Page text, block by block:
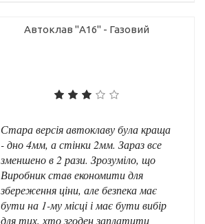
Автоклав "А16" - Газовий
Стара версія автоклаву була краща
- дно 4мм, а стінки 2мм. Зараз все
зменшено в 2 рази. Зрозуміло, що
Виробник став економити для
збереження ціни, але безпека має
бути на 1-му місці і має бути вибір
для тих, хто згоден заплатити